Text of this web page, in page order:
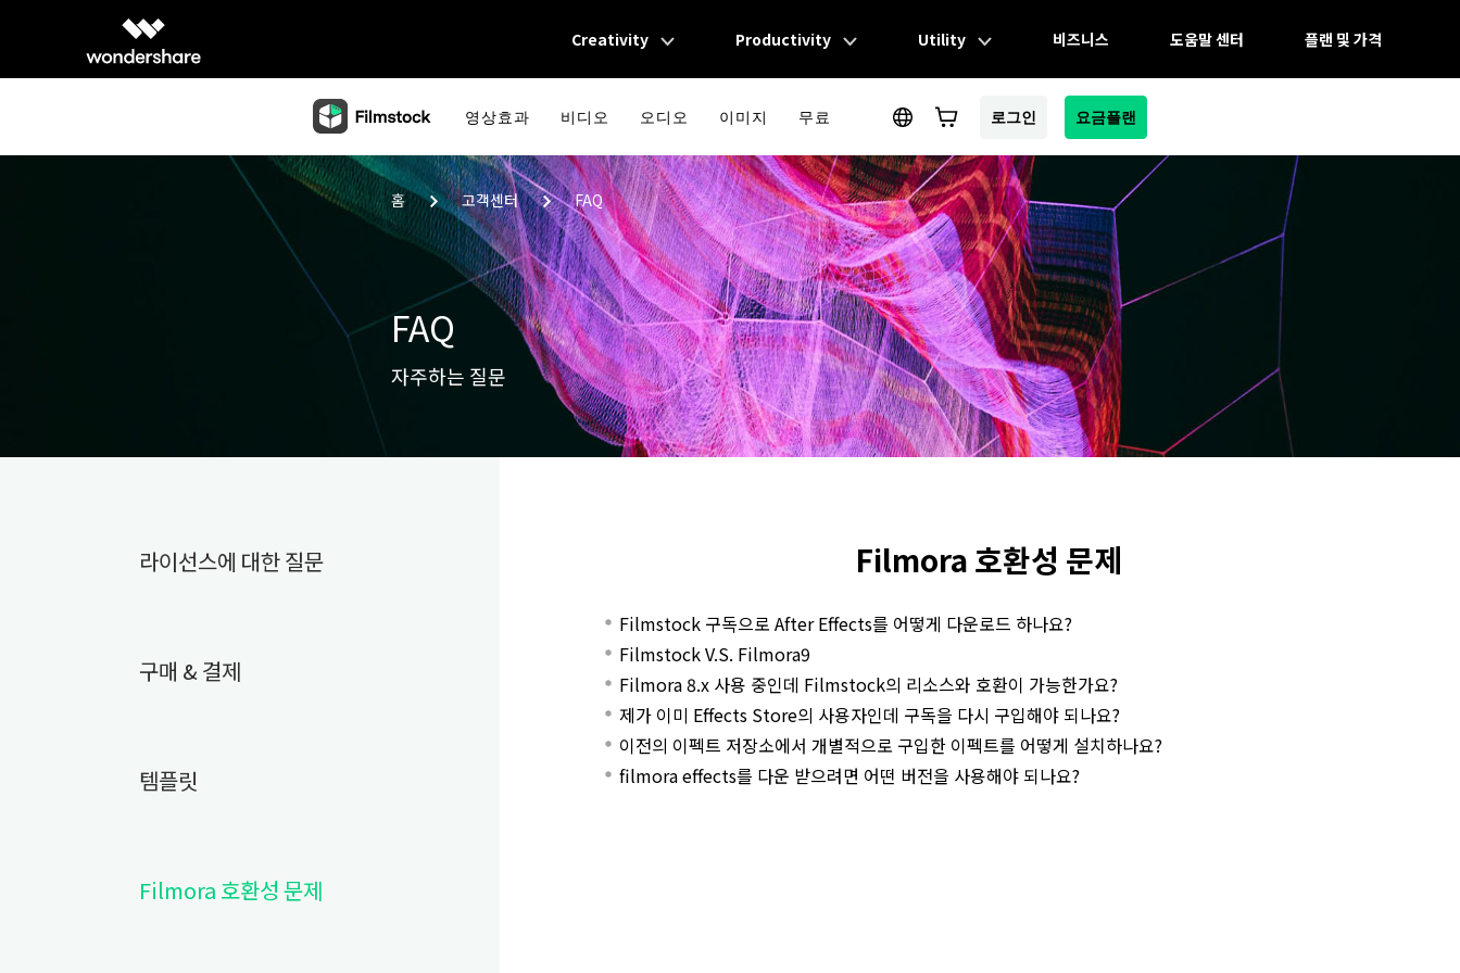
Creativity
Creativity 제품
Filmora
쉽고 재미있는 영상 편집
UniConverter
초고속 미디어 전환
DemoCreator
강력한 화면 녹화
Filmstock
1000만개 이상 영상 효과
세부 정보
창의적인 제품
Productivity
Productivity 제품
PDFelement
PDF 제작 및 편집
EdrawMax
심플한 다이어그램
EdrawMind
마인드 맵으로의 협업
모든 제품 알아보기
세부 정보
생산력 제고 제품
도큐멘트
다이어그램 & 디자인
Utility
Utility 제품
Recoverit
잃어버린 데이터 복원
Dr.Fone
모바일 디바이스 관린
FamiSafe
가족 안전 보장 및 모니터링.
Repairit
손상된 비디오 복원
효율적인 제품
비디오 복원
모바일 관리
비즈니스 도움말 센터 플랜 및 가격
영상효과 비디오 오디오 이미지 무료 로그인 요금플랜
홈 고객센터 FAQ
FAQ
자주하는 질문
라이선스에 대한 질문
구매 & 결제
템플릿
Filmora 호환성 문제
Filmora 호환성 문제
Filmstock 구독으로 After Effects를 어떻게 다운로드 하나요?
Filmstock V.S. Filmora9
Filmora 8.x 사용 중인데 Filmstock의 리소스와 호환이 가능한가요?
제가 이미 Effects Store의 사용자인데 구독을 다시 구입해야 되나요?
이전의 이펙트 저장소에서 개별적으로 구입한 이펙트를 어떻게 설치하나요?
filmora effects를 다운 받으려면 어떤 버전을 사용해야 되나요?